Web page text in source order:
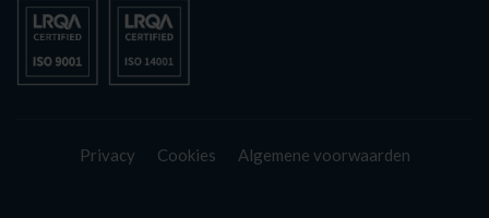
Privacy Cookies Algemene voorwaarden